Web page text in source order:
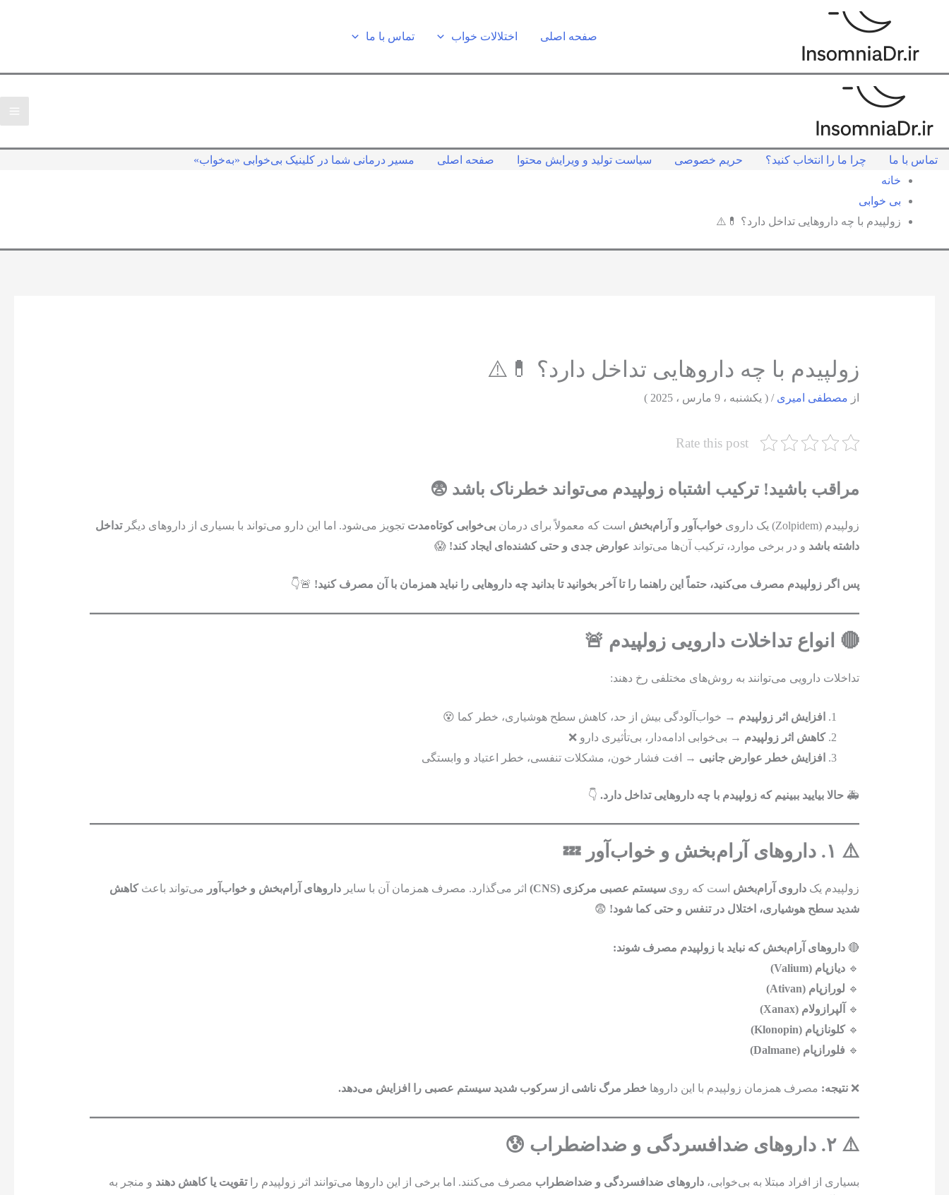
صفحه اصلی اختلالات خواب تماس با ما
تماس با ما چرا ما را انتخاب کنید؟ حریم خصوصی سیاست تولید و ویرایش محتوا صفحه اصلی
مسیر درمانی شما در کلینیک بی‌خوابی «به‌خواب»
خانه
بی خوابی
زولپیدم با چه داروهایی تداخل دارد؟ 💊⚠️
زولپیدم با چه داروهایی تداخل دارد؟ 💊⚠️
از مصطفی امیری/ ( یکشنبه ، 9 مارس ، 2025 )
Rate this post
مراقب باشید! ترکیب اشتباه زولپیدم می‌تواند خطرناک باشد 😨
زولپیدم (Zolpidem) یک داروی خواب‌آور و آرام‌بخش است که معمولاً برای درمان بی‌خوابی کوتاه‌مدت تجویز می‌شود. اما این دارو می‌تواند با بسیاری از داروهای دیگرتداخل
داشته باشد و در برخی موارد، ترکیب آن‌ها می‌تواند عوارض جدی و حتی کشنده‌ای ایجاد کند! 😱
پس اگر زولپیدم مصرف می‌کنید، حتماً این راهنما را تا آخر بخوانید تا بدانید چه داروهایی را نباید همزمان با آن مصرف کنید! 🚨👇
🔴 انواع تداخلات دارویی زولپیدم 🚨
تداخلات دارویی می‌توانند به روش‌های مختلفی رخ دهند:
افزایش اثر زولپیدم → خواب‌آلودگی بیش از حد، کاهش سطح هوشیاری، خطر کما 😵
کاهش اثر زولپیدم → بی‌خوابی ادامه‌دار، بی‌تأثیری دارو ❌
افزایش خطر عوارض جانبی → افت فشار خون، مشکلات تنفسی، خطر اعتیاد و وابستگی
🚑 حالا بیایید ببینیم که زولپیدم با چه داروهایی تداخل دارد.👇
⚠️ ۱. داروهای آرام‌بخش و خواب‌آور 💤
زولپیدم یک داروی آرام‌بخش است که روی سیستم عصبی مرکزی (CNS) اثر می‌گذارد. مصرف همزمان آن با سایر داروهای آرام‌بخش و خواب‌آور می‌تواند باعثکاهش
شدید سطح هوشیاری، اختلال در تنفس و حتی کما شود! 😨
🔴 داروهای آرام‌بخش که نباید با زولپیدم مصرف شوند:
🔹 دیازپام (Valium)
🔹 لورازپام (Ativan)
🔹
آلپرازولام (Xanax)
🔹کلونازپام (Klonopin)
🔹 فلورازپام (Dalmane)
❌ نتیجه: مصرف همزمان زولپیدم با این داروها خطر مرگ ناشی از سرکوب شدید سیستم عصبی را افزایش می‌دهد.
⚠️ ۲. داروهای ضدافسردگی و ضداضطراب 😰
بسیاری از افراد مبتلا به بی‌خوابی، داروهای ضدافسردگی و ضداضطراب مصرف می‌کنند. اما برخی از این داروها می‌توانند اثر زولپیدم راتقویت یا کاهش دهند و منجر به